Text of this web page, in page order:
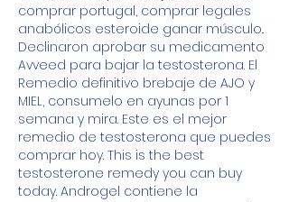
comprar portugal, comprar legales
anabólicos esteroide ganar músculo..
Declinaron aprobar su medicamento
Avveed para bajar la testosterona. El
Remedio definitivo brebaje de AJO y
MIEL, consumelo en ayunas por 1
semana y mira. Este es el mejor
remedio de testosterona que puedes
comprar hoy. This is the best
testosterone remedy you can buy
today. Androgel contiene la